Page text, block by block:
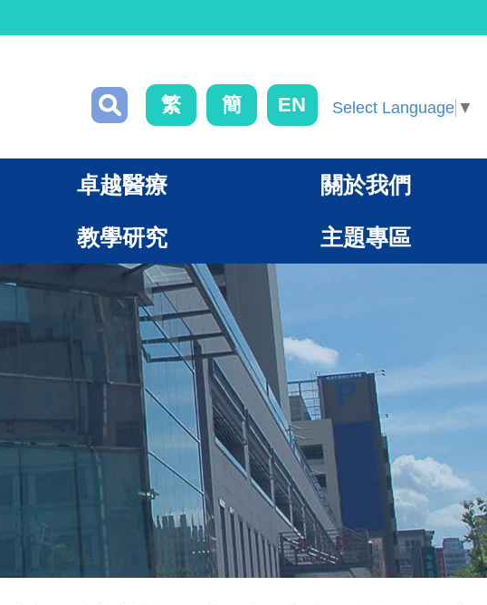
繁 簡 EN Select Language ▼
卓越醫療 關於我們
教學研究 主題專區